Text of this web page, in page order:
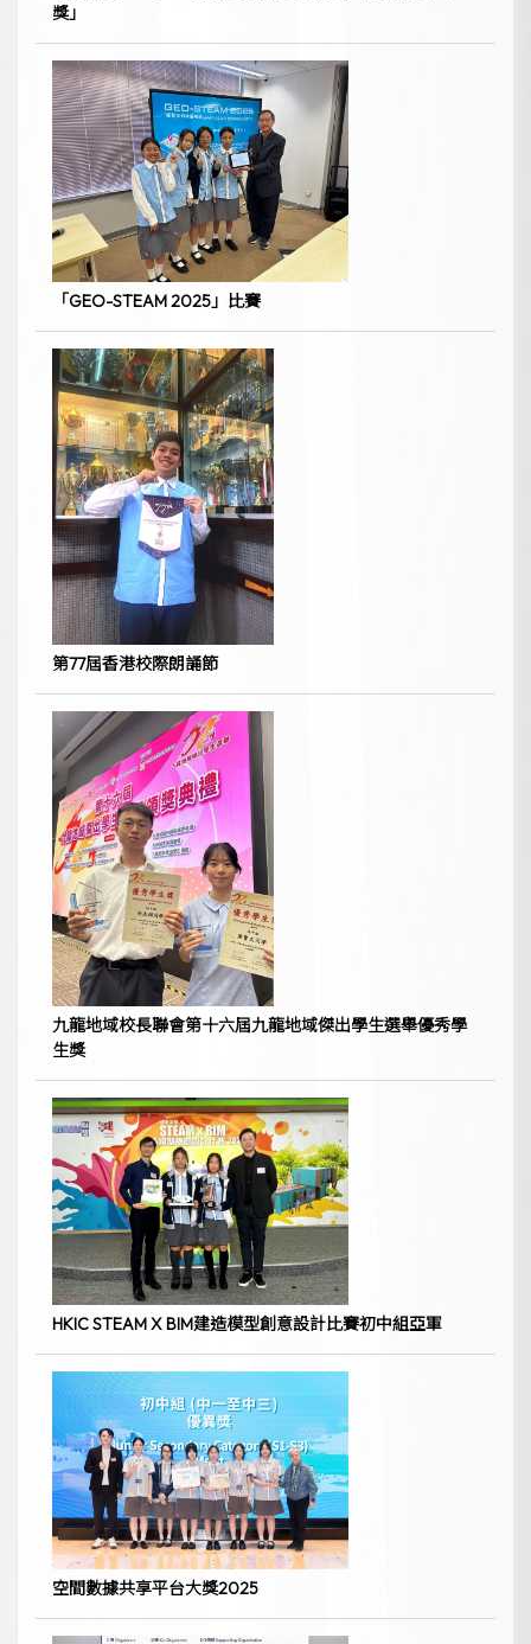
獎」
「GEO-STEAM 2025」比賽
第77屆香港校際朗誦節
九龍地域校長聯會第十六屆九龍地域傑出學生選舉優秀學
生獎
HKIC STEAM X BIM建造模型創意設計比賽初中組亞軍
空間數據共享平台大獎2025